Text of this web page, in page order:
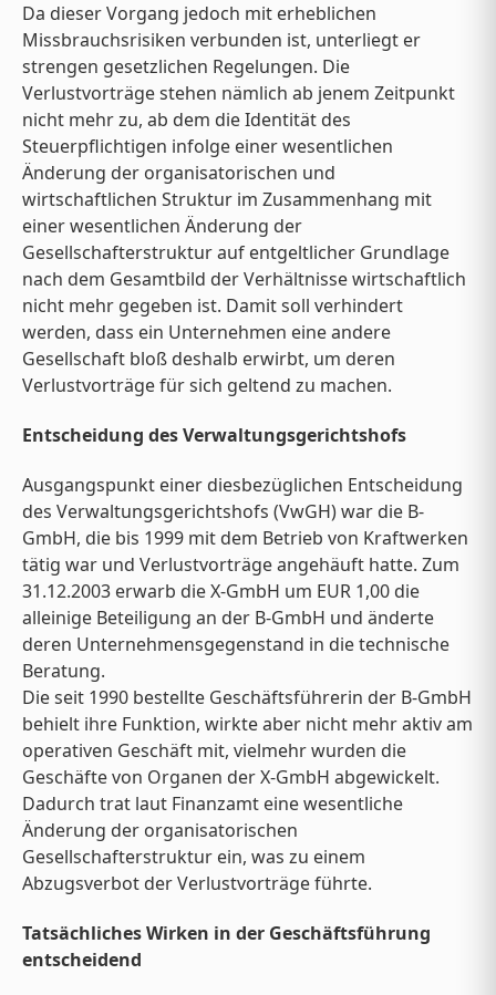
Da dieser Vorgang jedoch mit erheblichen
Missbrauchsrisiken verbunden ist, unterliegt er
strengen gesetzlichen Regelungen. Die
Verlustvorträge stehen nämlich ab jenem Zeitpunkt
nicht mehr zu, ab dem die Identität des
Steuerpflichtigen infolge einer wesentlichen
Änderung der organisatorischen und
wirtschaftlichen Struktur im Zusammenhang mit
einer wesentlichen Änderung der
Gesellschafterstruktur auf entgeltlicher Grundlage
nach dem Gesamtbild der Verhältnisse wirtschaftlich
nicht mehr gegeben ist. Damit soll verhindert
werden, dass ein Unternehmen eine andere
Gesellschaft bloß deshalb erwirbt, um deren
Verlustvorträge für sich geltend zu machen.
Entscheidung des Verwaltungsgerichtshofs
Ausgangspunkt einer diesbezüglichen Entscheidung
des Verwaltungsgerichtshofs (VwGH) war die B-
GmbH, die bis 1999 mit dem Betrieb von Kraftwerken
tätig war und Verlustvorträge angehäuft hatte. Zum
31.12.2003 erwarb die X-GmbH um EUR 1,00 die
alleinige Beteiligung an der B-GmbH und änderte
deren Unternehmensgegenstand in die technische
Beratung.
Die seit 1990 bestellte Geschäftsführerin der B-GmbH
behielt ihre Funktion, wirkte aber nicht mehr aktiv am
operativen Geschäft mit, vielmehr wurden die
Geschäfte von Organen der X-GmbH abgewickelt.
Dadurch trat laut Finanzamt eine wesentliche
Änderung der organisatorischen
Gesellschafterstruktur ein, was zu einem
Abzugsverbot der Verlustvorträge führte.
Tatsächliches Wirken in der Geschäftsführung
entscheidend